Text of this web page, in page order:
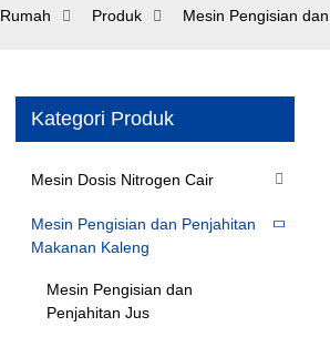
Rumah Produk Mesin Pengisian
Kategori Produk
Mesin Dosis Nitrogen Cair
Mesin Pengisian dan Penjahitan
Makanan Kaleng
Mesin Pengisian dan
Penjahitan Jus